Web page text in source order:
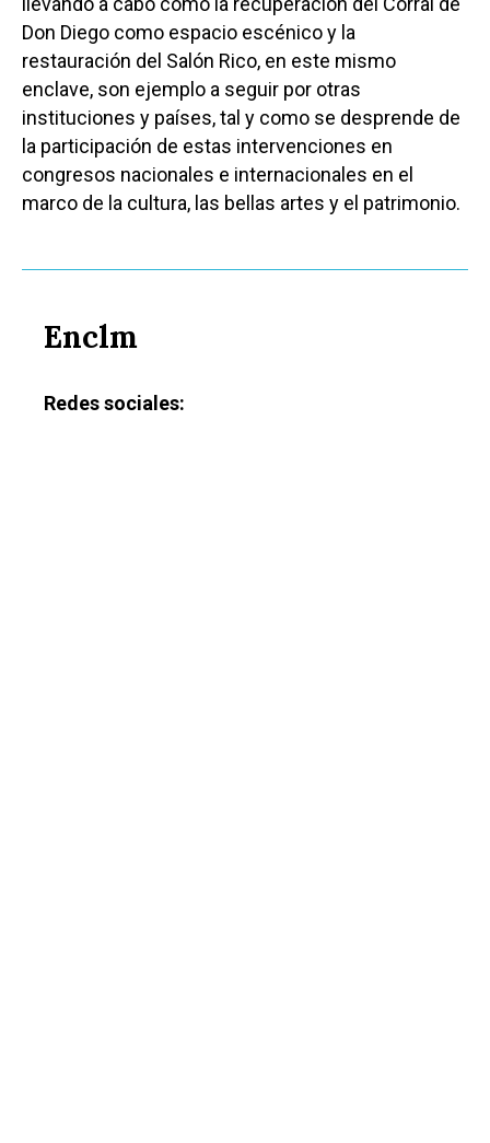
Don Diego como espacio escénico y la
restauración del Salón Rico, en este mismo
enclave, son ejemplo a seguir por otras
instituciones y países, tal y como se desprende de
la participación de estas intervenciones en
congresos nacionales e internacionales en el
marco de la cultura, las bellas artes y el patrimonio.
Enclm
Redes sociales:
Guadalajara
Talavera
Deportes
Sucesos
Medio Ambiente
Planeta Rural
Especiales
Política